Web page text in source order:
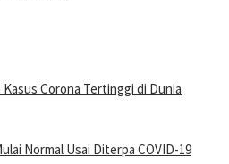
Corona Tertinggi di Dunia
Normal Usai Diterpa COVID-19